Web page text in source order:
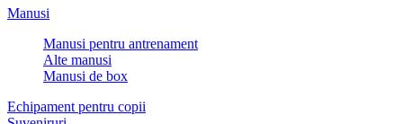
Manusi
Manusi pentru antrenament
Alte manusi
Manusi de box
Echipament pentru copii